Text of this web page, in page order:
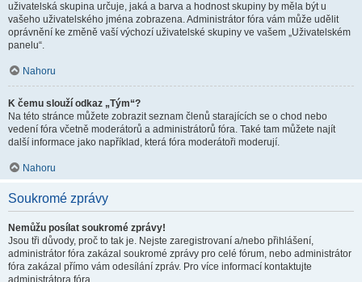
uživatelská skupina určuje, jaká a barva a hodnost skupiny by měla být u
vašeho uživatelského jména zobrazena. Administrátor fóra vám může udělit
oprávnění ke změně vaší výchozí uživatelské skupiny ve vašem „Uživatelském
panelu“.
Nahoru
K čemu slouží odkaz „Tým“?
Na této stránce můžete zobrazit seznam členů starajících se o chod nebo
vedení fóra včetně moderátorů a administrátorů fóra. Také tam můžete najít
další informace jako například, která fóra moderátoři moderují.
Nahoru
Soukromé zprávy
Nemůžu posílat soukromé zprávy!
Jsou tři důvody, proč to tak je. Nejste zaregistrovaní a/nebo přihlášení,
administrátor fóra zakázal soukromé zprávy pro celé fórum, nebo administrátor
fóra zakázal přímo vám odesílání zpráv. Pro více informací kontaktujte
administrátora fóra.